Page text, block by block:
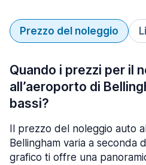
Prezzo del noleggio
Quando i prezzi per il
all’aeroporto di
bassi?
Il prezzo del noleggio auto
Bellingham varia a seconda
grafico ti offre una